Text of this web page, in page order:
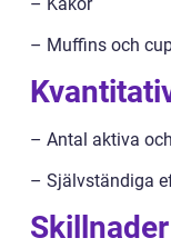
– Muffins och
– Antal aktiva
– Självständiga